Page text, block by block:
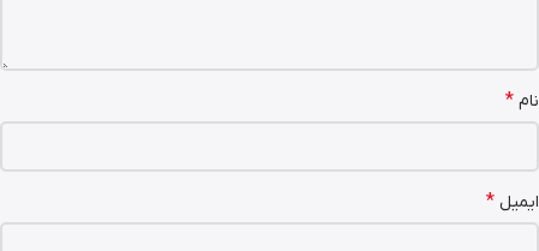
نام *
ایمیل *